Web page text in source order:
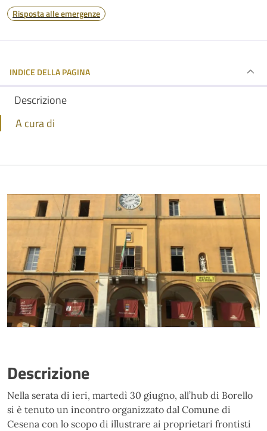
Risposta alle emergenze
INDICE DELLA PAGINA
Descrizione
A cura di
Descrizione
Nella serata di ieri, martedì 30 giugno, all’hub di Borello
si è tenuto un incontro organizzato dal Comune di
Cesena con lo scopo di illustrare ai proprietari frontisti